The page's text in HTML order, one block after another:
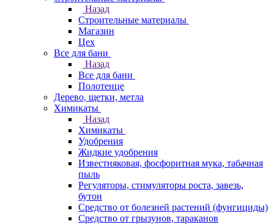
Назад
Строительные материалы
Магазин
Цех
Все для бани
Назад
Все для бани
Полотенце
Дерево, щетки, метла
Химикаты
Назад
Химикаты
Удобрения
Жидкие удобрения
Известняковая, фосфоритная мука, табачная
пыль
Регуляторы, стимуляторы роста, завезь,
бутон
Средство от болезней растений (фунгициды)
Средство от грызунов, тараканов